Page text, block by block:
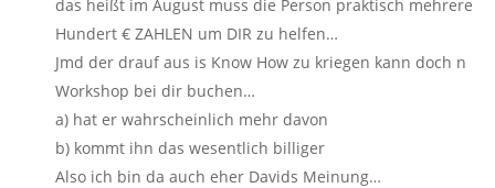
das heißt im August muss die Person praktisch mehrere
Hundert € ZAHLEN um DIR zu helfen…
Jmd der drauf aus is Know How zu kriegen kann doch n
Workshop bei dir buchen…
a) hat er wahrscheinlich mehr davon
b) kommt ihn das wesentlich billiger
Also ich bin da auch eher Davids Meinung…